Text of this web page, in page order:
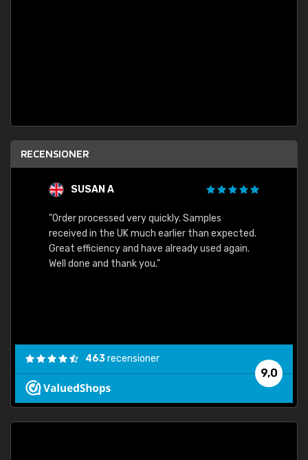
RECENSIONER
SUSAN A
"Order processed very quickly. Samples
received in the UK much earlier than expected.
Great efficiency and have already used again.
Well done and thank you."
9,0
463recensioner